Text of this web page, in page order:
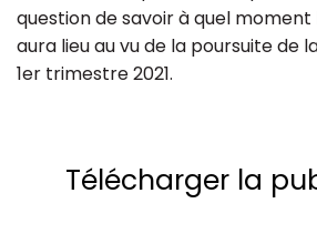
question de savoir à quel
aura lieu au vu de la poursuite de
1er trimestre 2021.
Télécharger la